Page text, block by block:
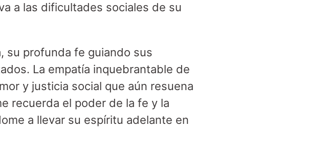
a las dificultades sociales de su
su profunda fe guiando sus
La empatía inquebrantable de
y justicia social que aún resuena
recuerda el poder de la fe y la
a llevar su espíritu adelante en